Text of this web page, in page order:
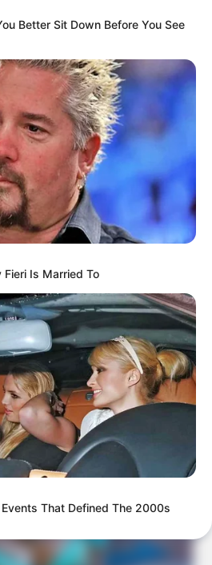
Better Sit Down Before You See
Fieri Is Married To
That Defined The 2000s